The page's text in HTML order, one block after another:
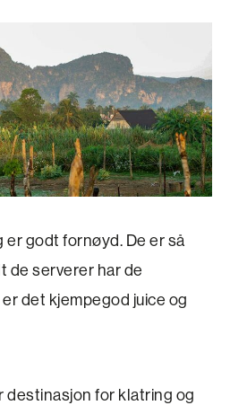
er godt fornøyd. De er så
de serverer har de
det kjempegod juice og
for klatring og